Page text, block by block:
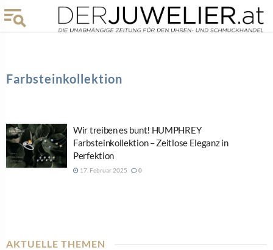
Farbsteinkollektion
Wir treiben es bunt! HUMPHREY
Farbsteinkollektion – Zeitlose Eleganz in
Perfektion
17. Februar 2025 0
AKTUELLE THEMEN